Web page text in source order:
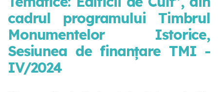
cadrul programului Timbrul
Monumentelor Istorice,
Sesiunea de finanțare TMI -
IV/2024